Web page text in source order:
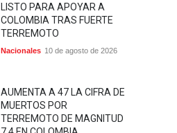
LISTO PARA APOYAR A
COLOMBIA TRAS FUERTE
TERREMOTO
Nacionales 10 de agosto de 2026
AUMENTA A 47 LA CIFRA DE
MUERTOS POR
TERREMOTO DE MAGNITUD